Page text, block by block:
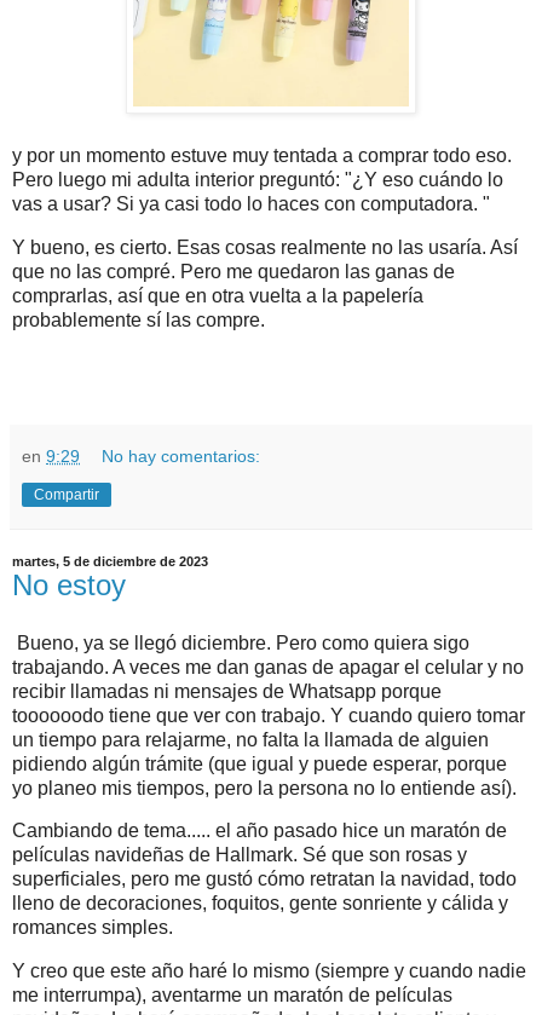
y por un momento estuve muy tentada a comprar todo eso.
Pero luego mi adulta interior preguntó: "¿Y eso cuándo lo
vas a usar? Si ya casi todo lo haces con computadora. "
Y bueno, es cierto. Esas cosas realmente no las usaría. Así
que no las compré. Pero me quedaron las ganas de
comprarlas, así que en otra vuelta a la papelería
probablemente sí las compre.
en 9:29 No hay comentarios:
Compartir
martes, 5 de diciembre de 2023
No estoy
Bueno, ya se llegó diciembre. Pero como quiera sigo
trabajando. A veces me dan ganas de apagar el celular y no
recibir llamadas ni mensajes de Whatsapp porque
toooooodo tiene que ver con trabajo. Y cuando quiero tomar
un tiempo para relajarme, no falta la llamada de alguien
pidiendo algún trámite (que igual y puede esperar, porque
yo planeo mis tiempos, pero la persona no lo entiende así).
Cambiando de tema..... el año pasado hice un maratón de
películas navideñas de Hallmark. Sé que son rosas y
superficiales, pero me gustó cómo retratan la navidad, todo
lleno de decoraciones, foquitos, gente sonriente y cálida y
romances simples.
Y creo que este año haré lo mismo (siempre y cuando nadie
me interrumpa), aventarme un maratón de películas